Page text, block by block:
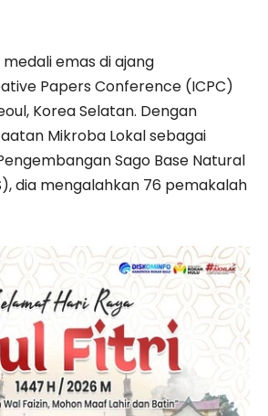
emas di ajang
Papers Conference (ICPC)
Korea Selatan. Dengan
Mikroba Lokal sebagai
Sago Base Natural
dia mengalahkan 76 pemakalah